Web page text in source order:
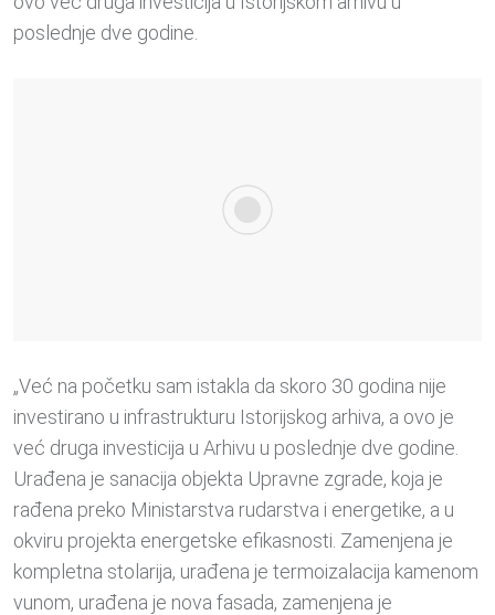
poslednje dve godine.
„Već na početku sam istakla da skoro 30 godina nije
investirano u infrastrukturu Istorijskog arhiva, a ovo je
već druga investicija u Arhivu u poslednje dve godine.
Urađena je sanacija objekta Upravne zgrade, koja je
rađena preko Ministarstva rudarstva i energetike, a u
okviru projekta energetske efikasnosti. Zamenjena je
kompletna stolarija, urađena je termoizalacija kamenom
vunom, urađena je nova fasada, zamenjena je